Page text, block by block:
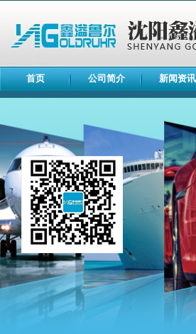
首页 公司简介 新闻资讯